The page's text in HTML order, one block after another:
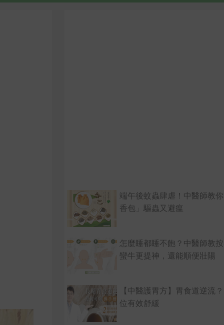
端午後蚊蟲肆虐！中醫師教
香包」驅蟲又避瘟
怎麼睡都睡不飽？中醫師教
蠻牛更提神，還能順便壯陽
【中醫護胃方】胃食道逆流
位有效舒緩